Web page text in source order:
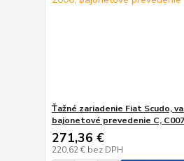
Ťažné zariadenie Fiat Scudo,
bajonetové prevedenie C,
271,36 €
220,62 € bez DPH